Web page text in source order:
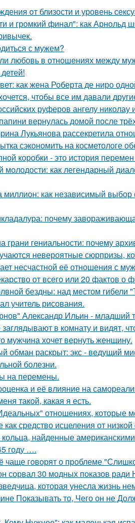
oт близости и уровень
и громкий финал": как Арнольд
с мужем?
любовь в отношениях между
как жена Роберта де ниро
чтобы все им давали
руферов ангелу николау
вернулась домой после
Лукьянова рассекретила
сэкономить на косметологе
коробки - это история
молодости: как легендарный
миллион: как независимый
почему
грани гениальности: почему
невероятные сюрпризы,
несчастной её отношения с
от всего или 20 фактов о
бездны: над местом гибели
учитель рисования.
Александр Ильин - младший
заглядывают в комнату и видят,
мужчина хочет вернуть женщину.
обман раскрыт: экс - ведущий
болезни.
на перемены.
и её влияние на
такой, какая я есть.
отношениях, которые
средство исцеления от
найденные
году ….
чаще говорят о проблеме
сорвал 30 модных показов ради
которая унесла жизнь
Показывать то, Чего он не